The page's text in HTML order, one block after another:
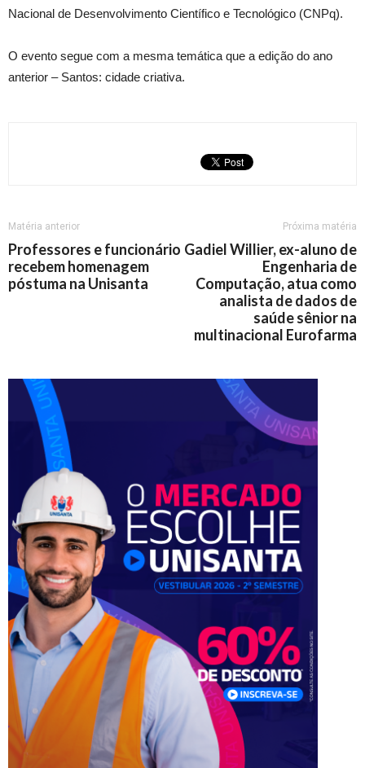
Nacional de Desenvolvimento Científico e Tecnológico (CNPq).
O evento segue com a mesma temática que a edição do ano
anterior – Santos: cidade criativa.
Matéria anterior
Professores e funcionário
recebem homenagem
póstuma na Unisanta
Próxima matéria
Gadiel Willier, ex-aluno de
Engenharia de
Computação, atua como
analista de dados de
saúde sênior na
multinacional Eurofarma